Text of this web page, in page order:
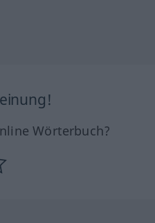
Wörterbuch?